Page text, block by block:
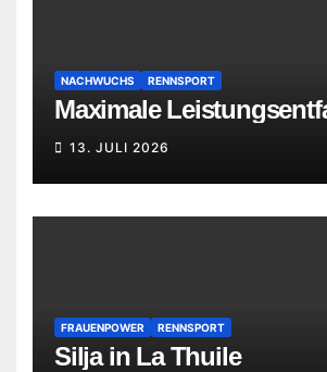
NACHWUCHS RENNSPORT
Maximale
13. JULI 2026
FRAUENPOWER RENNSPORT
Silja in La Thuile